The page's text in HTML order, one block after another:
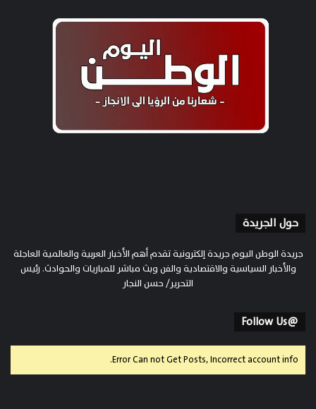
حول الجريدة
جريدة الوطن اليوم جريدة إلكترونية تقدم أهم الأخبار العربية والعالمية العاجلة
والأخبار السياسية والاقتصادية والفن وبث مباشر للمباريات والحوادث. رئيس
التحرير/ حسن النجار
@Follow Us
Error Can not Get Posts, Incorrect account info.